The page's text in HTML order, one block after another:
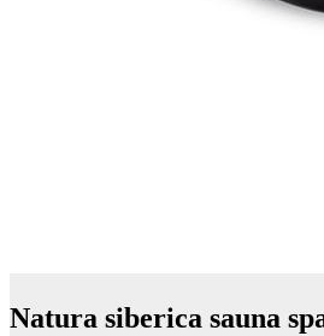
Natura siberica sauna